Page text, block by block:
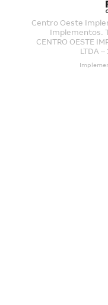
Centro Oeste
Implementos.
CENTRO OESTE
LTDA